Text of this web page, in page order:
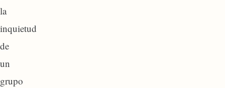
la
inquietud
de
un
grupo